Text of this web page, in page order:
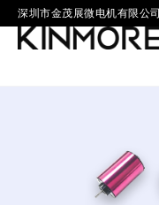
深圳市金茂展微电机有限公司